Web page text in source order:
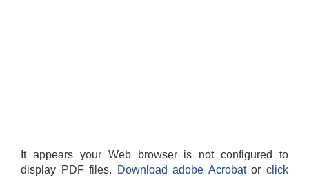
It appears your Web browser is not configured to
display PDF files.
Download adobe Acrobatorclick